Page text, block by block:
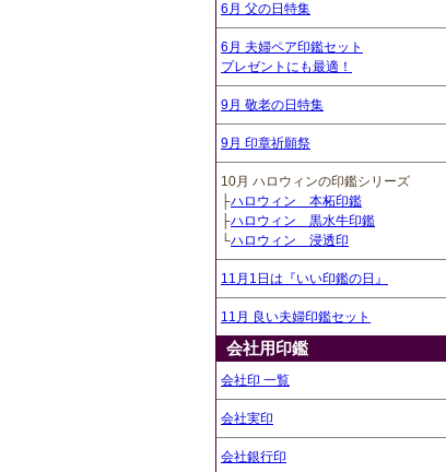
6月 父の日特集
6月 夫婦ペア印鑑セット
プレゼントにも最適！
9月 敬老の日特集
9月 印章祈願祭
10月 ハロウィンの印鑑シリーズ
├ハロウィン 本柘印鑑
├ハロウィン 黒水牛印鑑
└ハロウィン 浸透印
11月1日は『いい印鑑の日』
11月 良い夫婦印鑑セット
会社用印鑑
会社印 一覧
会社実印
会社銀行印